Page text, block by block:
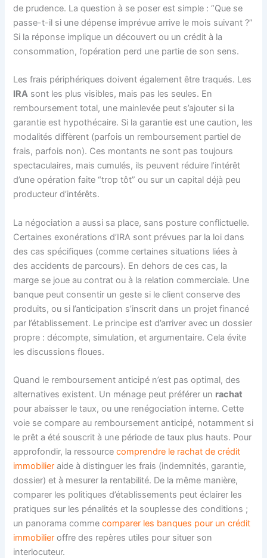
de prudence. La question à se poser est simple : “Que se
passe-t-il si une dépense imprévue arrive le mois suivant ?”
Si la réponse implique un découvert ou un crédit à la
consommation, l’opération perd une partie de son sens.
Les frais périphériques doivent également être traqués. Les
IRA sont les plus visibles, mais pas les seules. En
remboursement total, une mainlevée peut s’ajouter si la
garantie est hypothécaire. Si la garantie est une caution, les
modalités diffèrent (parfois un remboursement partiel de
frais, parfois non). Ces montants ne sont pas toujours
spectaculaires, mais cumulés, ils peuvent réduire l’intérêt
d’une opération faite “trop tôt” ou sur un capital déjà peu
producteur d’intérêts.
La négociation a aussi sa place, sans posture conflictuelle.
Certaines exonérations d’IRA sont prévues par la loi dans
des cas spécifiques (comme certaines situations liées à
des accidents de parcours). En dehors de ces cas, la
marge se joue au contrat ou à la relation commerciale. Une
banque peut consentir un geste si le client conserve des
produits, ou si l’anticipation s’inscrit dans un projet financé
par l’établissement. Le principe est d’arriver avec un dossier
propre : décompte, simulation, et argumentaire. Cela évite
les discussions floues.
Quand le remboursement anticipé n’est pas optimal, des
alternatives existent. Un ménage peut préférer un rachat
pour abaisser le taux, ou une renégociation interne. Cette
voie se compare au remboursement anticipé, notamment si
le prêt a été souscrit à une période de taux plus hauts. Pour
approfondir, la ressourcecomprendre le rachat de crédit
immobilier aide à distinguer les frais (indemnités, garantie,
dossier) et à mesurer la rentabilité. De la même manière,
comparer les politiques d’établissements peut éclairer les
pratiques sur les pénalités et la souplesse des conditions ;
un panorama commecomparer les banques pour un crédit
immobilier offre des repères utiles pour situer son
interlocuteur.